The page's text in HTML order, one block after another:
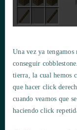
Una vez ya tengamos
conseguir
tierra, la cual hemos
que hacer click
cuando veamos que
haciendo click